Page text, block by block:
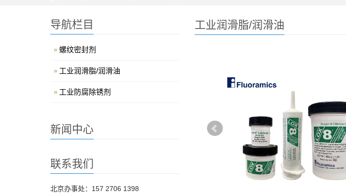
工业润滑脂/润滑油
导航栏目
螺纹密封剂
工业润滑脂/润滑油
工业防腐除锈剂
新闻中心
联系我们
北京办事处：157 2706 1398